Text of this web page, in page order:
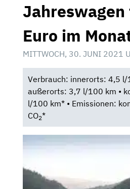
Euro im
MITTWOCH, 30. JUNI 2021
Verbrauch: innerorts: 4,5 l/
außerorts: 3,7 l/100 km •
l/100 km* • Emissionen:
CO2*